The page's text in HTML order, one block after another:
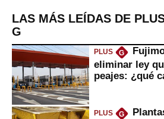
LAS MÁS LEÍDAS DE
G
PLUS G
eliminar ley
peajes: ¿qué
PLUS G